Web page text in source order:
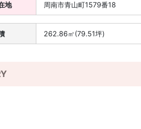
地 周南市青山町1579番18
262.86㎡(79.51坪)